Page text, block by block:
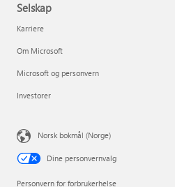
Selskap
Karriere
Om Microsoft
Microsoft og personvern
Investorer
Norsk bokmål (Norge)
Dine personvernvalg
Personvern for forbrukerhelse